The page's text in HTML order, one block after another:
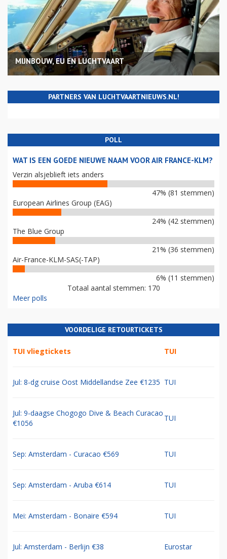
MIJNBOUW, EU EN LUCHTVAART
PARTNERS VAN LUCHTVAARTNIEUWS.NL!
POLL
WAT IS EEN GOEDE NIEUWE NAAM VOOR AIR FRANCE-KLM?
Verzin alsjeblieft iets anders
47% (81 stemmen)
European Airlines Group (EAG)
24% (42 stemmen)
The Blue Group
21% (36 stemmen)
Air-France-KLM-SAS(-TAP)
6% (11 stemmen)
Totaal aantal stemmen: 170
Meer polls
VOORDELIGE RETOURTICKETS
TUI vliegtickets TUI
Jul: 8-dg cruise Oost Middellandse Zee €1235 TUI
Jul: 9-daagse Chogogo Dive & Beach Curacao
€1056
TUI
Sep: Amsterdam - Curacao €569 TUI
Sep: Amsterdam - Aruba €614 TUI
Mei: Amsterdam - Bonaire €594 TUI
Jul: Amsterdam - Berlijn €38 Eurostar